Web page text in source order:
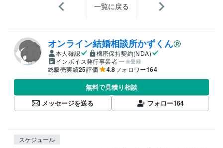
一覧に戻る
オンライン結婚相談所かずくん
本人確認
機密保持契約(NDA)
インボイス発行事業者
未登録
総販売実績25評価 4.8フォロワー164
無料で見積り相談
メッセージを送る
フォロー164
スケジュール